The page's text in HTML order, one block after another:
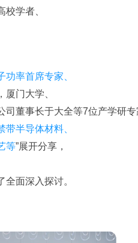
校学者、
功率首席专家、
厦门大学、
司董事长于大全等7位产学研专
半导体材料、
等”展开分享，
面深入探讨。